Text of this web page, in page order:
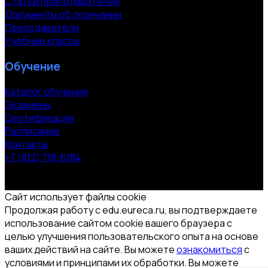
Документы об окончании
Преподаватели
Учебные классы
Обучение
Каталог обучения
Экзамены
Сертификация
Расписание
Контакты
+7 (812) 718-6184
Сайт использует файлы cookie
Продолжая работу с edu.eureca.ru, вы подтверждаете
использование сайтом cookie вашего браузера с
целью улучшения пользовательского опыта на основе
ваших действий на сайте. Вы можетеознакомитьсяс
условиями и принципами их обработки. Вы можете